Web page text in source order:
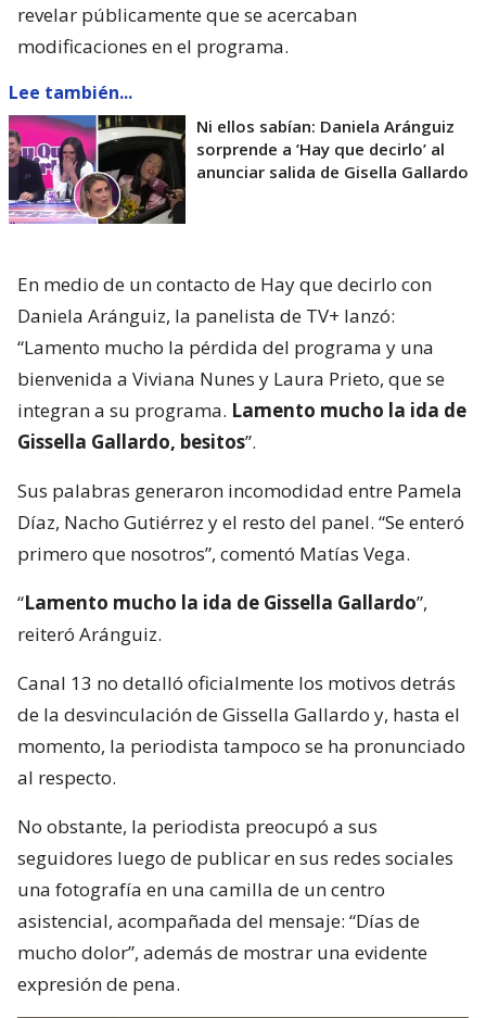
revelar públicamente que se acercaban
modificaciones en el programa.
Lee también...
Ni ellos sabían: Daniela Aránguiz
sorprende a ’Hay que decirlo’ al
anunciar salida de Gisella Gallardo
En medio de un contacto de Hay que decirlo con
Daniela Aránguiz, la panelista de TV+ lanzó:
“Lamento mucho la pérdida del programa y una
bienvenida a Viviana Nunes y Laura Prieto, que se
integran a su programa. Lamento mucho la ida de
Gissella Gallardo, besitos”.
Sus palabras generaron incomodidad entre Pamela
Díaz, Nacho Gutiérrez y el resto del panel. “Se enteró
primero que nosotros”, comentó Matías Vega.
“Lamento mucho la ida de Gissella Gallardo”,
reiteró Aránguiz.
Canal 13 no detalló oficialmente los motivos detrás
de la desvinculación de Gissella Gallardo y, hasta el
momento, la periodista tampoco se ha pronunciado
al respecto.
No obstante, la periodista preocupó a sus
seguidores luego de publicar en sus redes sociales
una fotografía en una camilla de un centro
asistencial, acompañada del mensaje: “Días de
mucho dolor”, además de mostrar una evidente
expresión de pena.